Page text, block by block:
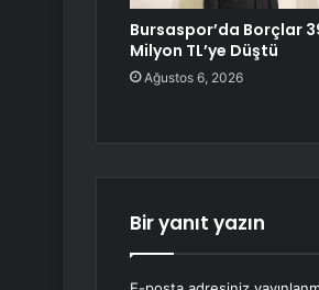
Bursaspor’da Borçlar
Milyon TL’ye Düştü
Ağustos 6, 2026
Bir yanıt yazın